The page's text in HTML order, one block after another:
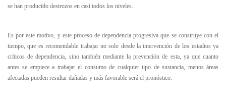
se han producido destrozos en casi todos los niveles.
Es por este motivo, y este proceso de dependencia progresiva que se construye con el
tiempo, que es recomendable trabajar no solo desde la intervención de los estadios ya
críticos de dependencia, sino también mediante la prevención de esta, ya que cuanto
antes se empiece a trabajar el consumo de cualquier tipo de sustancia, menos áreas
afectadas pueden resultar dañadas y más favorable será el pronóstico.